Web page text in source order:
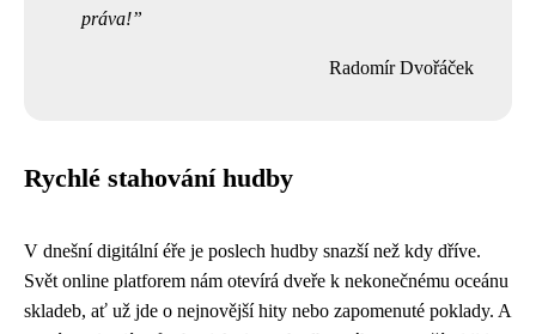
práva!
Radomír Dvořáček
Rychlé stahování hudby
V dnešní digitální éře je poslech hudby snazší než kdy dříve.
Svět online platforem nám otevírá dveře k nekonečnému oceánu
skladeb, ať už jde o nejnovější hity nebo zapomenuté poklady. A